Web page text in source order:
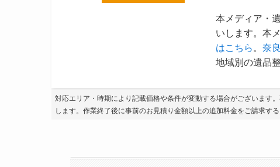
本メディア・
いします。本
はこちら。奈
地域別の遺品
対応エリア・時期により記載価格や条件が変動する場合がございます
します。作業終了後に事前のお見積り金額以上の追加料金をご請求する